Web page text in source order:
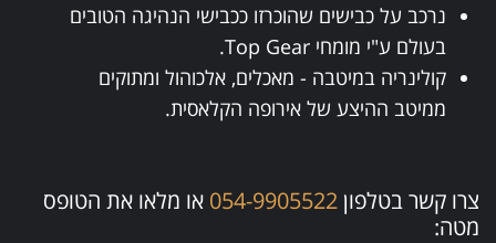
נרכב על כבישים שהוכרזו ככבישי הנהיגה הטובים
בעולם ע"י מומחי Top Gear.
קולינריה במיטבה - מאכלים, אלכוהול ומתוקים
ממיטב ההיצע של אירופה הקלאסית.
צרו קשר בטלפון054-9905522 או מלאו את הטופס
מטה: